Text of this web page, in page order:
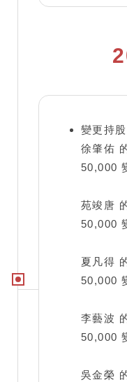
變更持
徐肇佑
50,000
苑竣唐
50,000
夏凡得
50,000
李藝波
50,000
吳金榮